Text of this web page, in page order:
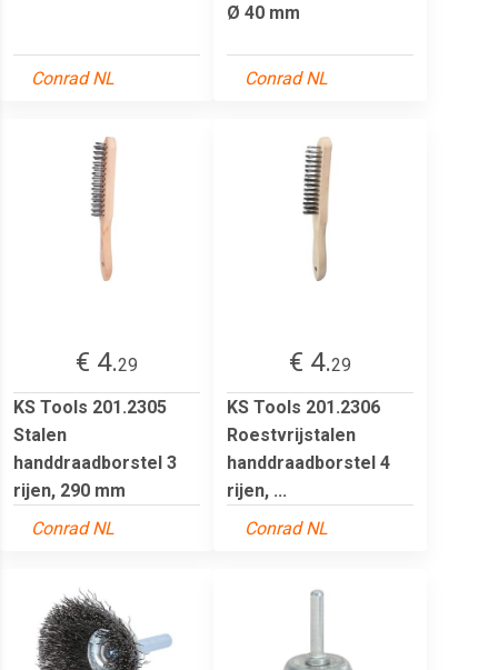
Conrad NL
Ø 40 mm
Conrad NL
€ 4.29
KS Tools 201.2305
Stalen
handdraadborstel 3
rijen, 290 mm
Conrad NL
€ 4.29
KS Tools 201.2306
Roestvrijstalen
handdraadborstel 4
rijen, ...
Conrad NL